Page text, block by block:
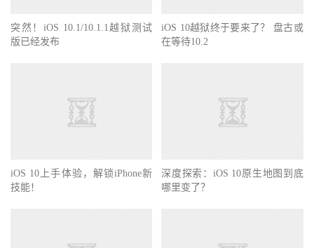
突然！iOS 10.1/10.1.1越狱测试
版已经发布
iOS 10越狱终于要来了？ 盘古或
在等待10.2
iOS 10上手体验，解锁iPhone新
技能！
深度探索：iOS 10原生地图到底
哪里变了？